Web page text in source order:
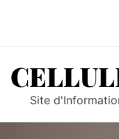
Site